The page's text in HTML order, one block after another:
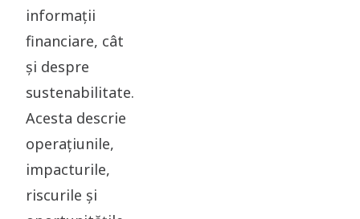
informații
financiare, cât
și despre
sustenabilitate.
Acesta descrie
operațiunile,
impacturile,
riscurile și